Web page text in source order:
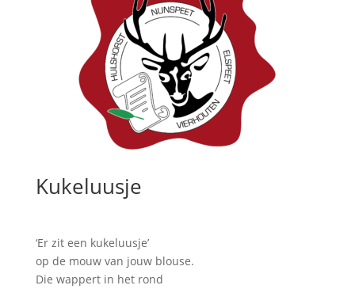
Kukeluusje
‘Er zit een kukeluusje’
op de mouw van jouw blouse.
Die wappert in het rond